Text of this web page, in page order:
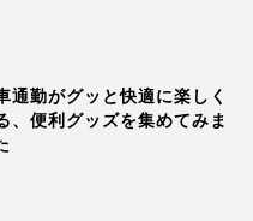
通勤がグッと快適に楽しく
、便利グッズを集めてみま